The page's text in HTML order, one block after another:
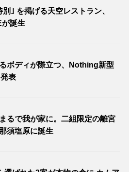
｣ を掲げる天空レストラン、
誕生
ボディが際立つ、Nothing新型
表
るで我が家に。二組限定の離宮
須塩原に誕生